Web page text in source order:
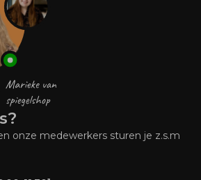
onze medewerkers sturen je z.s.m